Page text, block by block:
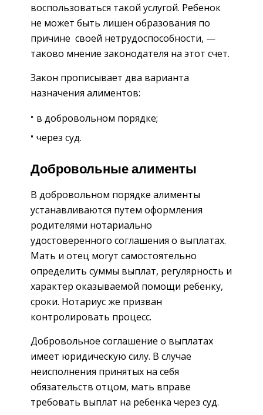
воспользоваться такой услугой. Ребенок
не может быть лишен образования по
причине своей нетрудоспособности, —
таково мнение законодателя на этот счет.
Закон прописывает два варианта
назначения алиментов:
в добровольном порядке;
через суд.
Добровольные алименты
В добровольном порядке алименты
устанавливаются путем оформления
родителями нотариально
удостоверенного соглашения о выплатах.
Мать и отец могут самостоятельно
определить суммы выплат, регулярность и
характер оказываемой помощи ребенку,
сроки. Нотариус же призван
контролировать процесс.
Добровольное соглашение о выплатах
имеет юридическую силу. В случае
неисполнения принятых на себя
обязательств отцом, мать вправе
требовать выплат на ребенка через суд.